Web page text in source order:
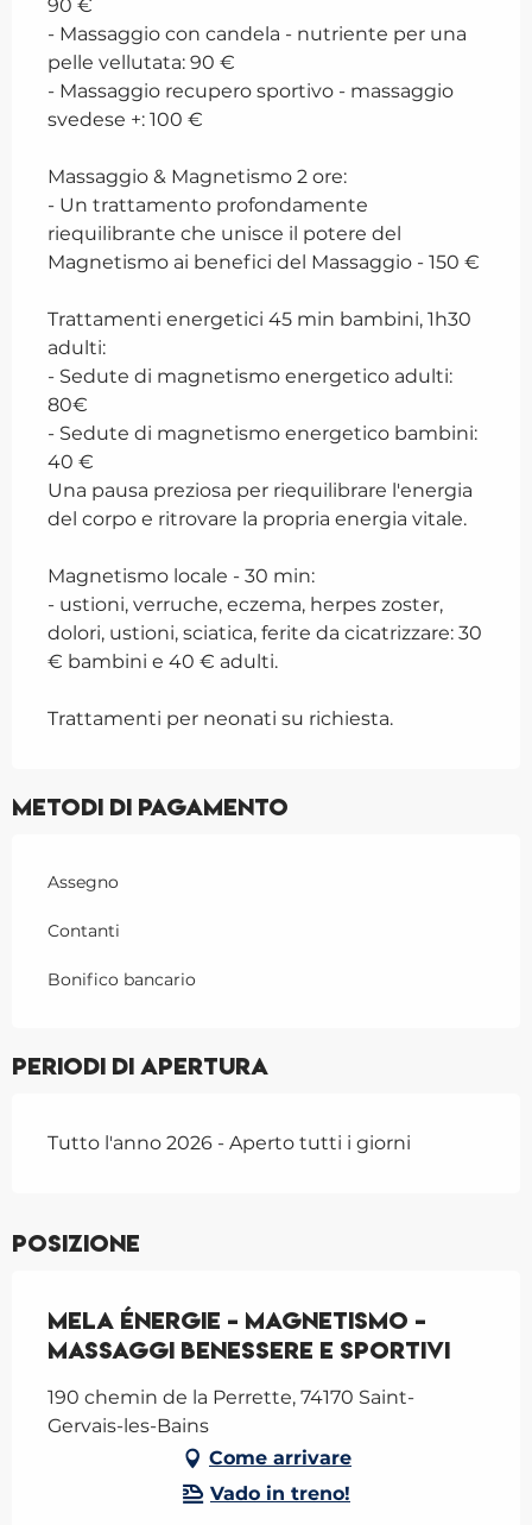
90 €
- Massaggio con candela - nutriente per una
pelle vellutata: 90 €
- Massaggio recupero sportivo - massaggio
svedese +: 100 €
Massaggio & Magnetismo 2 ore:
- Un trattamento profondamente
riequilibrante che unisce il potere del
Magnetismo ai benefici del Massaggio - 150 €
Trattamenti energetici 45 min bambini, 1h30
adulti:
- Sedute di magnetismo energetico adulti:
80€
- Sedute di magnetismo energetico bambini:
40 €
Una pausa preziosa per riequilibrare l'energia
del corpo e ritrovare la propria energia vitale.
Magnetismo locale - 30 min:
- ustioni, verruche, eczema, herpes zoster,
dolori, ustioni, sciatica, ferite da cicatrizzare: 30
€ bambini e 40 € adulti.
Trattamenti per neonati su richiesta.
Metodi di pagamento
Assegno
Contanti
Bonifico bancario
Periodi di apertura
Tutto l'anno 2026 - Aperto tutti i giorni
Posizione
Mela Énergie - Magnetismo -
Massaggi benessere e sportivi
190 chemin de la Perrette, 74170 Saint-
Gervais-les-Bains
Come arrivare
Vado in treno!